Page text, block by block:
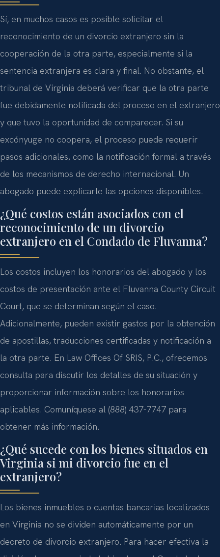
Sí, en muchos casos es posible solicitar el
reconocimiento de un divorcio extranjero sin la
cooperación de la otra parte, especialmente si la
sentencia extranjera es clara y final. No obstante, el
tribunal de Virginia deberá verificar que la otra parte
fue debidamente notificada del proceso en el extranjero
y que tuvo la oportunidad de comparecer. Si su
excónyuge no coopera, el proceso puede requerir
pasos adicionales, como la notificación formal a través
de los mecanismos de derecho internacional. Un
abogado puede explicarle las opciones disponibles.
¿Qué costos están asociados con el
reconocimiento de un divorcio
extranjero en el Condado de Fluvanna?
Los costos incluyen los honorarios del abogado y los
costos de presentación ante el Fluvanna County Circuit
Court, que se determinan según el caso.
Adicionalmente, pueden existir gastos por la obtención
de apostillas, traducciones certificadas y notificación a
la otra parte. En Law Offices Of SRIS, P.C., ofrecemos
consulta para discutir los detalles de su situación y
proporcionar información sobre los honorarios
aplicables. Comuníquese al (888) 437-7747 para
obtener más información.
¿Qué sucede con los bienes situados en
Virginia si mi divorcio fue en el
extranjero?
Los bienes inmuebles o cuentas bancarias localizados
en Virginia no se dividen automáticamente por un
decreto de divorcio extranjero. Para hacer efectiva la